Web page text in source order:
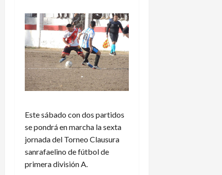
Este sábado con dos partidos
se pondrá en marcha la sexta
jornada del Torneo Clausura
sanrafaelino de fútbol de
primera división A.